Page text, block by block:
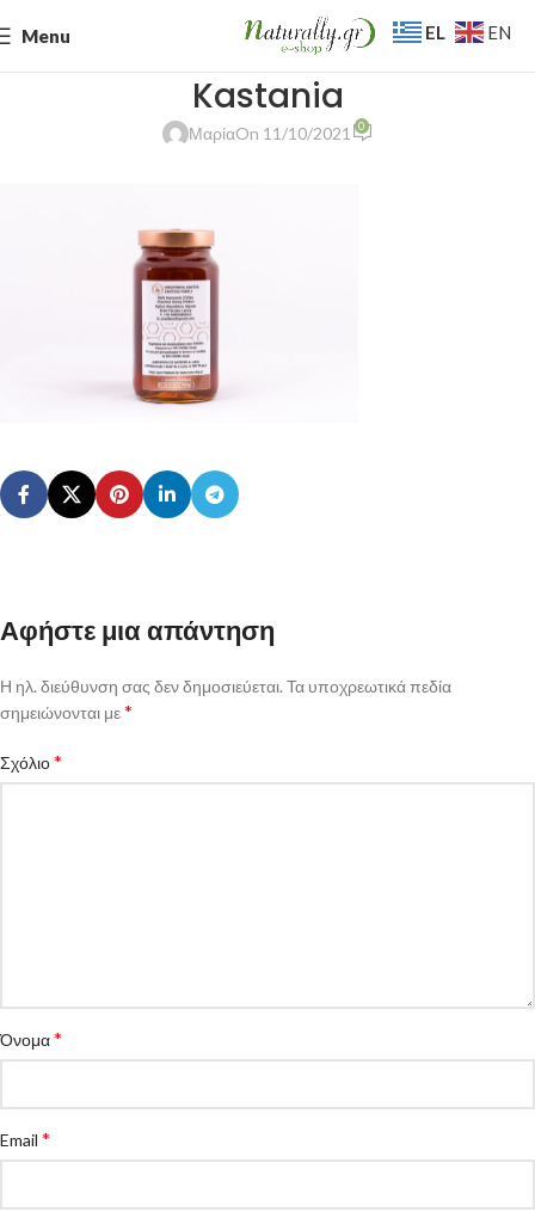
Menu
Kastania
ΜαρίαOn 11/10/2021 0
Αφήστε μια απάντηση
Η ηλ. διεύθυνση σας δεν δημοσιεύεται. Τα υποχρεωτικά πεδία
σημειώνονται με*
Σχόλιο*
Όνομα*
Email *
EL EN